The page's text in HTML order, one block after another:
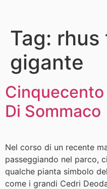
Tag: rhus
gigante
Di Sommaco
Nel corso di un recente
passeggiando nel parco,
qualche pianta simbolo
come i grandi Cedri